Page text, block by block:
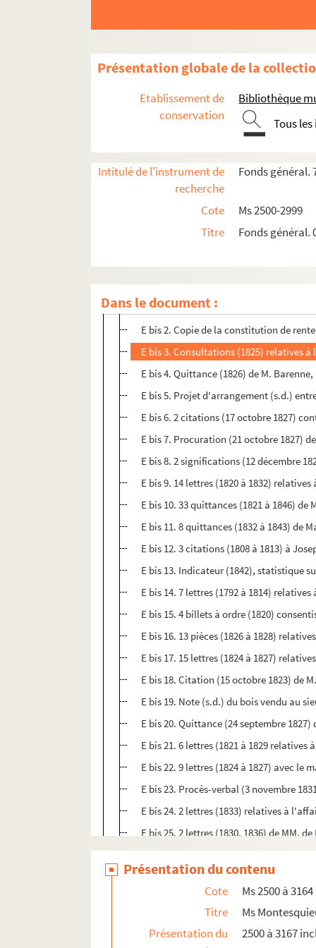
Présentation globale de la
Etablissement de
conservation
Bibliothèque
Tous
Intitulé de l'instrument de
recherche
Fonds général.
Cote
Ms 2500-2999
Titre
Fonds général.
Dans le document :
Ms 3009. "N° 379 Cbis à Cbis 381.
Ms 3011. "N° 384 Cbis à Cbis 386.
Ms 3012. "N° 387 Cbis à Cbis 390.
Ms 3013. "N° 391 Cbis à Cbis 396.
Ms 3014. "N° 397 Cbis à Cbis N°402.
Ms 3015. "N° 403 Cbis à Cbis 446.
Ms 3016. "N° 447 Cbis. Notes et
Ms 3017. "N° 1 Dbis à Dbis N° 10.
Ms 3019. "N° 1 Ebis à Ebis 46. Affaires
E bis 1. Compte (1796) de M. Chenaud
E bis 2. Copie de la constitution de
E bis 3. Consultations (1825) relatives
E bis 4. Quittance (1826) de M.
E bis 5. Projet d'arrangement (s.d.)
E bis 6. 2 citations (17 octobre 1827)
E bis 7. Procuration (21 octobre 1827)
E bis 8. 2 significations (12 décembre
E bis 9. 14 lettres (1820 à 1832)
E bis 10. 33 quittances (1821 à 1846)
E bis 11. 8 quittances (1832 à 1843) de
E bis 12. 3 citations (1808 à 1813) à
E bis 13. Indicateur (1842), statistique
E bis 14. 7 lettres (1792 à 1814)
E bis 15. 4 billets à ordre (1820)
E bis 16. 13 pièces (1826 à 1828)
E bis 17. 15 lettres (1824 à 1827)
E bis 18. Citation (15 octobre 1823) de
E bis 19. Note (s.d.) du bois vendu au
E bis 20. Quittance (24 septembre
E bis 21. 6 lettres (1821 à 1829 relatives
E bis 22. 9 lettres (1824 à 1827) avec le
E bis 23. Procès-verbal (3 novembre
E bis 24. 2 lettres (1833) relatives à
E bis 25. 2 lettres (1830, 1836) de MM.
E bis 26. 11 lettres (1832, 1833) de M.
E bis 27. 5 lettres (1820 à 1837)
E bis 28. 3 avis et renseignements
E bis 29. Reconnaissance (27 juillet
E bis 30. 3 bordereaux (1835 à 1838)
Présentation du contenu
Cote
Ms 2500 à 3164
Titre
Ms
Présentation du
2500 à 3167